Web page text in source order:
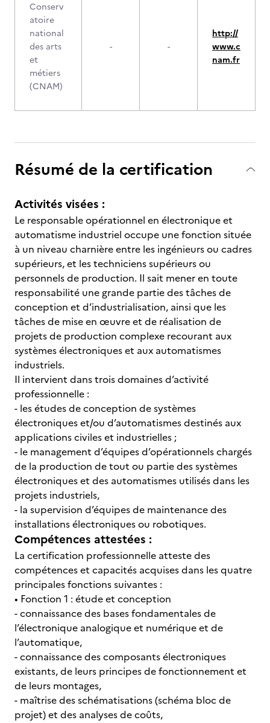
Conserv
atoire
national
des arts
et
métiers
(CNAM)
- -
http://
www.c
nam.fr
Résumé de la certification
Activités visées :
Le responsable opérationnel en électronique et
automatisme industriel occupe une fonction située
à un niveau charnière entre les ingénieurs ou cadres
supérieurs, et les techniciens supérieurs ou
personnels de production. Il sait mener en toute
responsabilité une grande partie des tâches de
conception et d’industrialisation, ainsi que les
tâches de mise en œuvre et de réalisation de
projets de production complexe recourant aux
systèmes électroniques et aux automatismes
industriels.
Il intervient dans trois domaines d’activité
professionnelle :
- les études de conception de systèmes
électroniques et/ou d’automatismes destinés aux
applications civiles et industrielles ;
- le management d’équipes d’opérationnels chargés
de la production de tout ou partie des systèmes
électroniques et des automatismes utilisés dans les
projets industriels,
- la supervision d’équipes de maintenance des
installations électroniques ou robotiques.
Compétences attestées :
La certification professionnelle atteste des
compétences et capacités acquises dans les quatre
principales fonctions suivantes :
• Fonction 1 : étude et conception
- connaissance des bases fondamentales de
l’électronique analogique et numérique et de
l’automatique,
- connaissance des composants électroniques
existants, de leurs principes de fonctionnement et
de leurs montages,
- maîtrise des schématisations (schéma bloc de
projet) et des analyses de coûts,